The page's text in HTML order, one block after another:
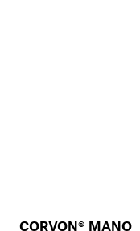
CORVON® MANO